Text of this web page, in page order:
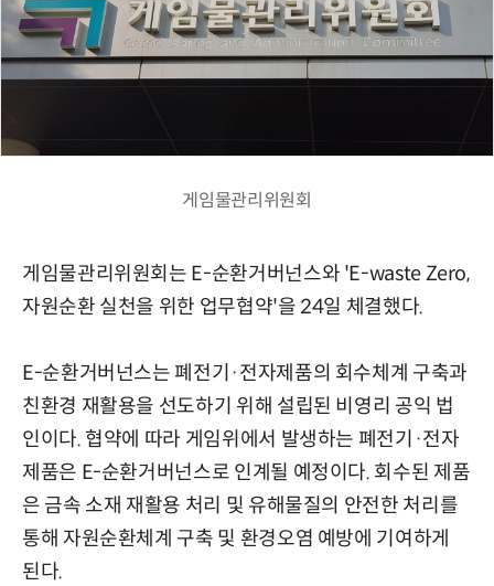
게임물관리위원회
게임물관리위원회는 E-순환거버넌스와 'E-waste Zero,
자원순환 실천을 위한 업무협약'을 24일 체결했다.
E-순환거버넌스는 폐전기·전자제품의 회수체계 구축과
친환경 재활용을 선도하기 위해 설립된 비영리 공익 법
인이다. 협약에 따라 게임위에서 발생하는 폐전기·전자
제품은 E-순환거버넌스로 인계될 예정이다. 회수된 제품
은 금속 소재 재활용 처리 및 유해물질의 안전한 처리를
통해 자원순환체계 구축 및 환경오염 예방에 기여하게
된다.